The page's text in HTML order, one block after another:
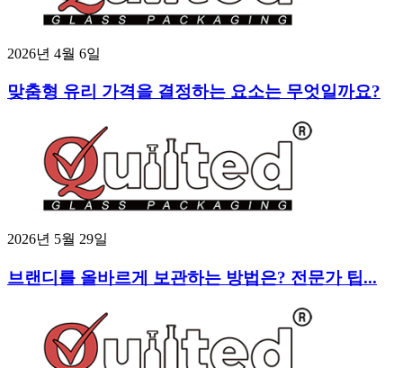
2026년 4월 6일
맞춤형 유리 가격을 결정하는 요소는 무엇일까요?
2026년 5월 29일
브랜디를 올바르게 보관하는 방법은? 전문가 팁...